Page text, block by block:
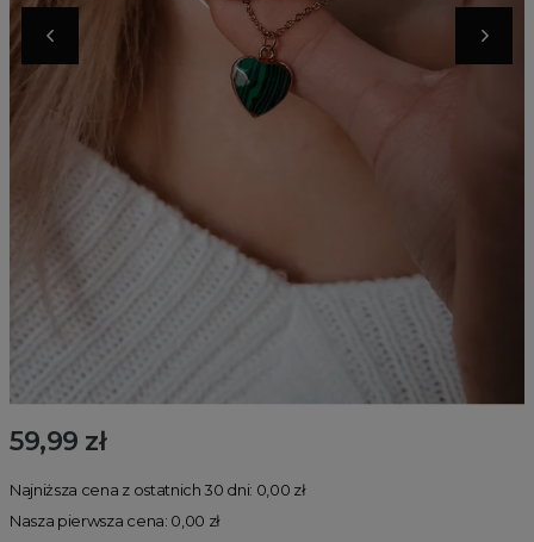
59,99 zł
Najniższa cena z ostatnich 30 dni: 0,00 zł
Nasza pierwsza cena: 0,00 zł